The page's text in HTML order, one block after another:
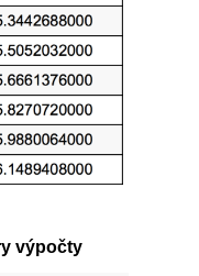
výpočty